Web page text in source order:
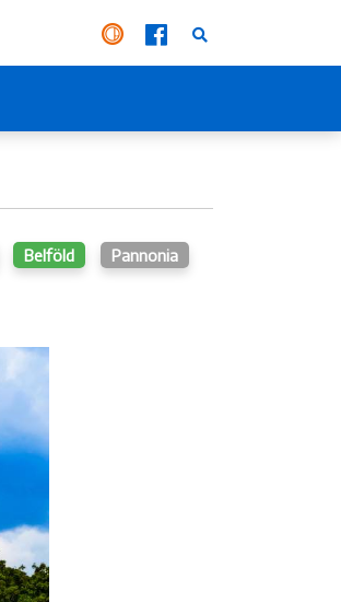
Pannonia
Belföld